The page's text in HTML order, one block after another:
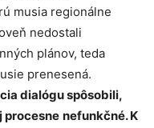
musia regionálne
nedostali
plánov, teda
prenesená.
dialógu spôsobili,
procesne nefunkčné. K